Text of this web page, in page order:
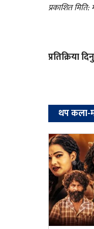
प्रकाशित
प्रतिक्रिया
थप कला-